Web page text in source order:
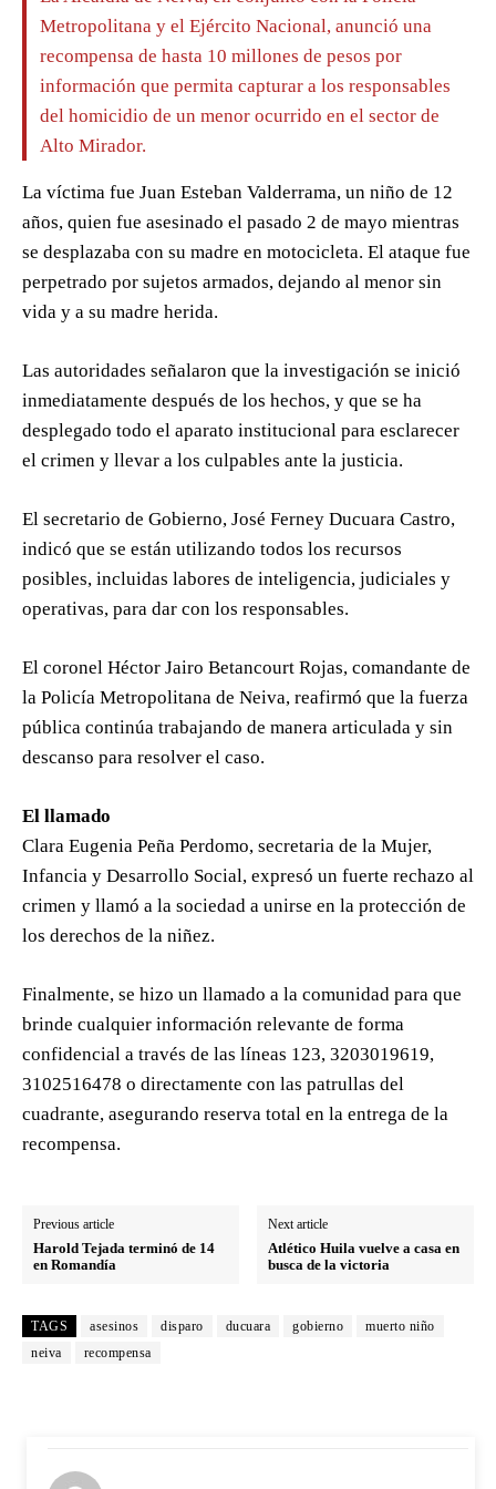
Metropolitana y el Ejército Nacional, anunció una
recompensa de hasta 10 millones de pesos por
información que permita capturar a los responsables
del homicidio de un menor ocurrido en el sector de
Alto Mirador.
La víctima fue Juan Esteban Valderrama, un niño de 12
años, quien fue asesinado el pasado 2 de mayo mientras
se desplazaba con su madre en motocicleta. El ataque fue
perpetrado por sujetos armados, dejando al menor sin
vida y a su madre herida.
Las autoridades señalaron que la investigación se inició
inmediatamente después de los hechos, y que se ha
desplegado todo el aparato institucional para esclarecer
el crimen y llevar a los culpables ante la justicia.
El secretario de Gobierno, José Ferney Ducuara Castro,
indicó que se están utilizando todos los recursos
posibles, incluidas labores de inteligencia, judiciales y
operativas, para dar con los responsables.
El coronel Héctor Jairo Betancourt Rojas, comandante de
la Policía Metropolitana de Neiva, reafirmó que la fuerza
pública continúa trabajando de manera articulada y sin
descanso para resolver el caso.
El llamado
Clara Eugenia Peña Perdomo, secretaria de la Mujer,
Infancia y Desarrollo Social, expresó un fuerte rechazo al
crimen y llamó a la sociedad a unirse en la protección de
los derechos de la niñez.
Finalmente, se hizo un llamado a la comunidad para que
brinde cualquier información relevante de forma
confidencial a través de las líneas 123, 3203019619,
3102516478 o directamente con las patrullas del
cuadrante, asegurando reserva total en la entrega de la
recompensa.
Previous article
Harold Tejada terminó de 14
en Romandía
Next article
Atlético Huila vuelve a casa en
busca de la victoria
TAGS asesinos disparo ducuara gobierno
muerto niño
neiva
recompensa